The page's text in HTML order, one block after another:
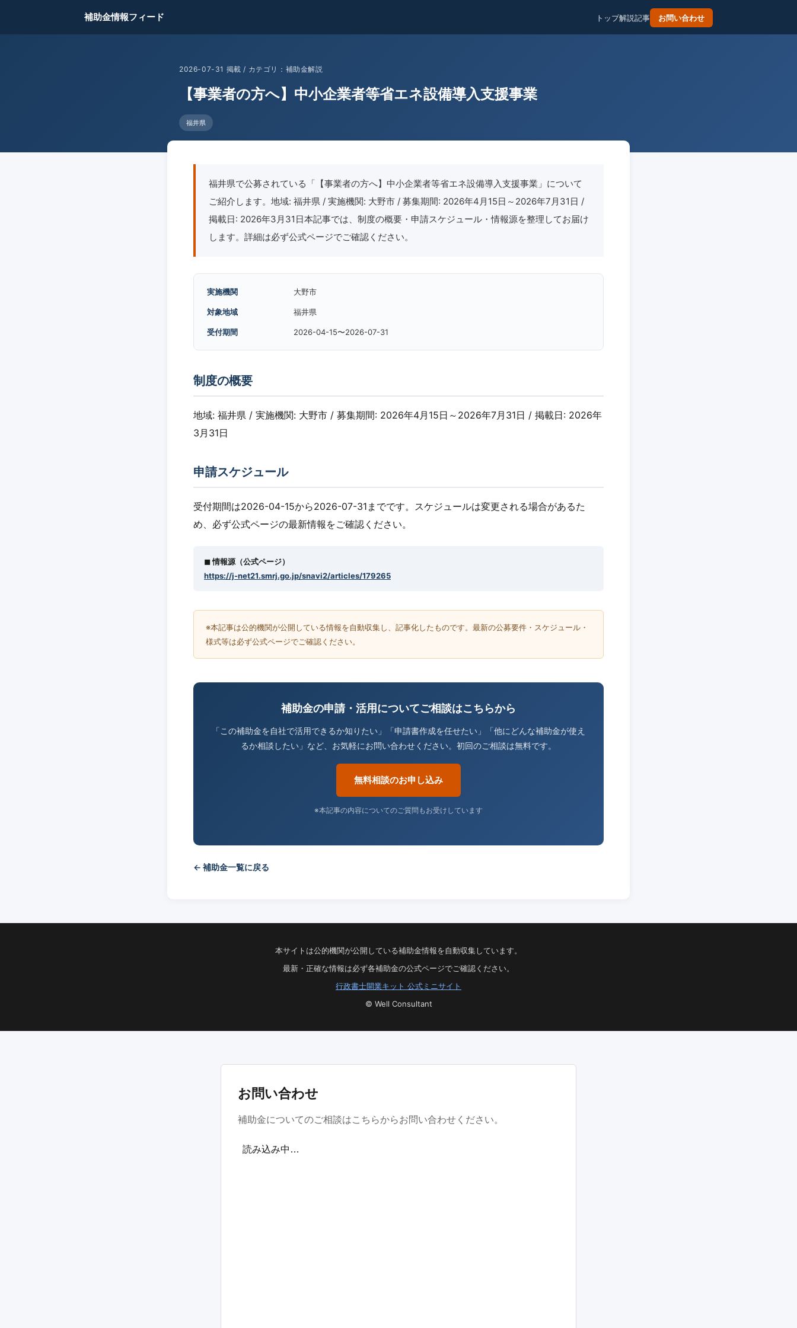
補助金情報フィード トップ解説記事 お問い合わせ
2026-07-31 掲載 / カテゴリ：補助金解説
【事業者の方へ】中小企業者等省エネ設備導入支援事業
福井県
福井県で公募されている「【事業者の方へ】中小企業者等省エネ設備導入支援事業」について
ご紹介します。地域: 福井県 / 実施機関: 大野市 / 募集期間: 2026年4月15日～2026年7月31日 /
掲載日: 2026年3月31日本記事では、制度の概要・申請スケジュール・情報源を整理してお届け
します。詳細は必ず公式ページでご確認ください。
実施機関 大野市
対象地域 福井県
受付期間 2026-04-15〜2026-07-31
制度の概要
地域: 福井県 / 実施機関: 大野市 / 募集期間: 2026年4月15日～2026年7月31日 / 掲載日: 2026年
3月31日
申請スケジュール
受付期間は2026-04-15から2026-07-31までです。スケジュールは変更される場合があるた
め、必ず公式ページの最新情報をご確認ください。
◼︎ 情報源（公式ページ）
https://j-net21.smrj.go.jp/snavi2/articles/179265
※本記事は公的機関が公開している情報を自動収集し、記事化したものです。最新の公募要件・スケジュール・
様式等は必ず公式ページでご確認ください。
補助金の申請・活用についてご相談はこちらから
「この補助金を自社で活用できるか知りたい」「申請書作成を任せたい」「他にどんな補助金が使え
るか相談したい」など、お気軽にお問い合わせください。初回のご相談は無料です。
無料相談のお申し込み
※本記事の内容についてのご質問もお受けしています
← 補助金一覧に戻る
本サイトは公的機関が公開している補助金情報を自動収集しています。
最新・正確な情報は必ず各補助金の公式ページでご確認ください。
行政書士開業キット 公式ミニサイト
© Well Consultant
お問い合わせ
補助金についてのご相談はこちらからお問い合わせください。